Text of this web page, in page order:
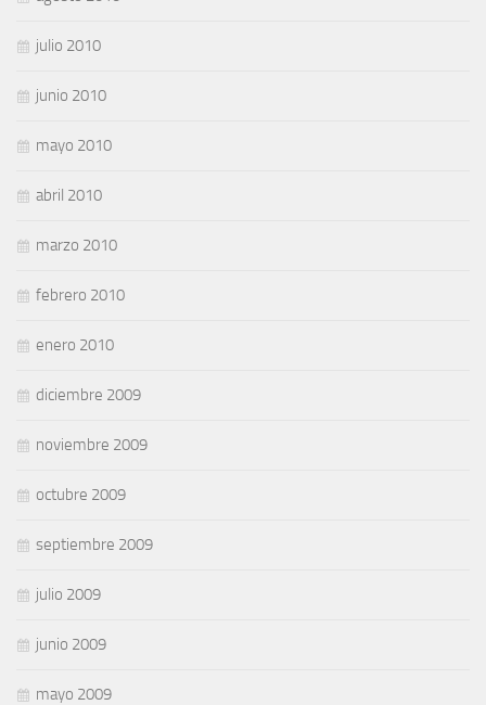
julio 2010
junio 2010
mayo 2010
abril 2010
marzo 2010
febrero 2010
enero 2010
diciembre 2009
noviembre 2009
octubre 2009
septiembre 2009
julio 2009
junio 2009
mayo 2009